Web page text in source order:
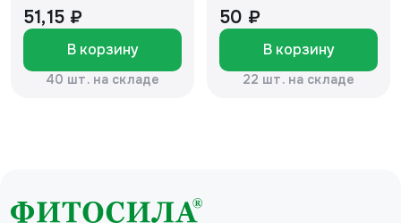
51,15 ₽
В корзину
40 шт. на складе
50 ₽
В корзину
22 шт. на складе